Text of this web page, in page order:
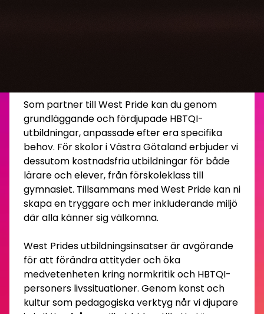
Som partner till West Pride kan du genom
grundläggande och fördjupade HBTQI-
utbildningar, anpassade efter era specifika
behov. För skolor i Västra Götaland erbjuder vi
dessutom kostnadsfria utbildningar för både
lärare och elever, från förskoleklass till
gymnasiet. Tillsammans med West Pride kan ni
skapa en tryggare och mer inkluderande miljö
där alla känner sig välkomna.
West Prides utbildningsinsatser är avgörande
för att förändra attityder och öka
medvetenheten kring normkritik och HBTQI-
personers livssituationer. Genom konst och
kultur som pedagogiska verktyg når vi djupare